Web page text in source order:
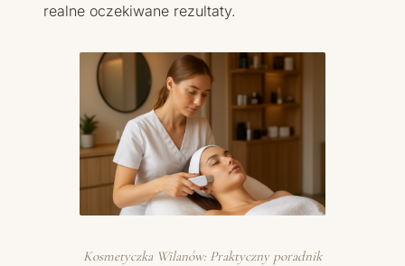
realne oczekiwane rezultaty.
Kosmetyczka Wilanów: Praktyczny poradnik